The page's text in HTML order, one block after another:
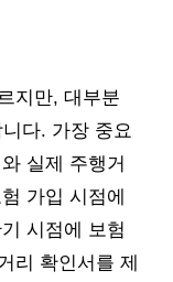
지만, 대부분
다. 가장 중요
실제 주행거
가입 시점에
시점에 보험
리 확인서를 제